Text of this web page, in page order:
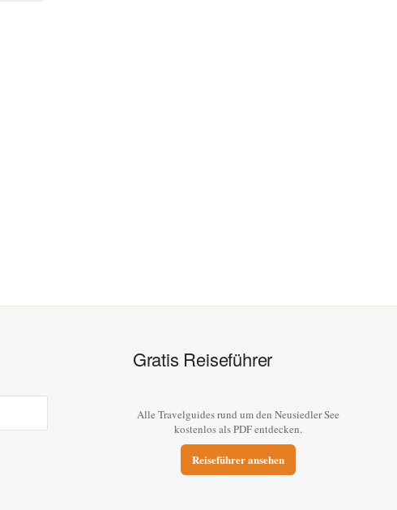
Gratis Reiseführer
Alle Travelguides rund um den Neusiedler See
kostenlos als PDF entdecken.
Reiseführer ansehen